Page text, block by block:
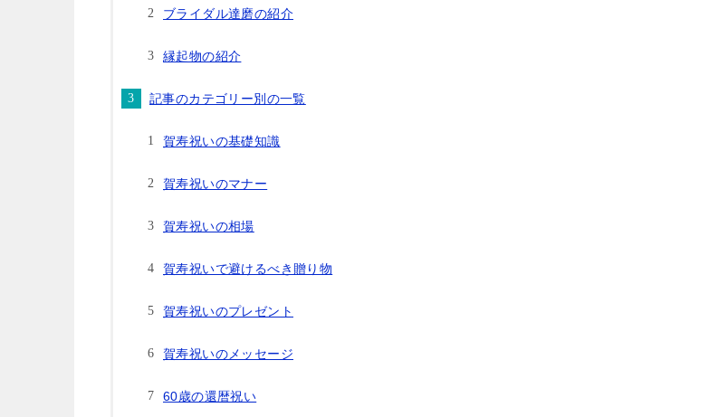
ブライダル達磨の紹介
縁起物の紹介
記事のカテゴリー別の一覧
賀寿祝いの基礎知識
賀寿祝いのマナー
賀寿祝いの相場
賀寿祝いで避けるべき贈り物
賀寿祝いのプレゼント
賀寿祝いのメッセージ
60歳の還暦祝い